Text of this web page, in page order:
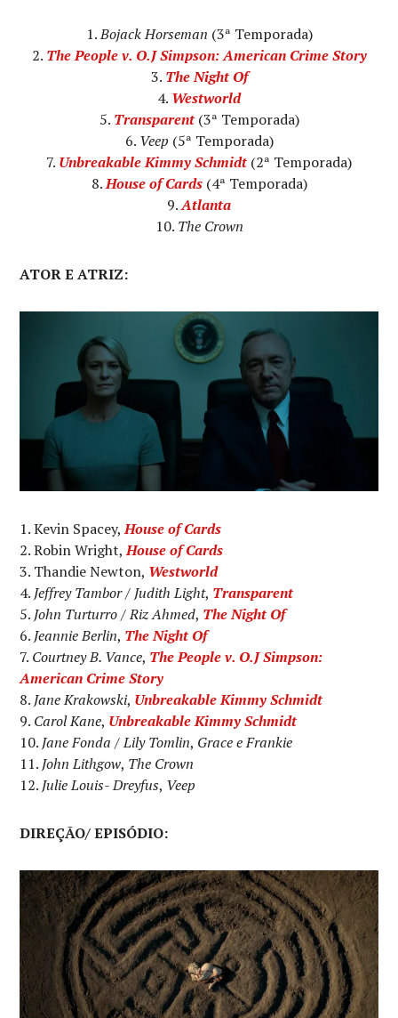
Bojack Horseman (3ª Temporada)
The People v. O.J Simpson: American Crime Story
The Night Of
Westworld
Transparent(3ª Temporada)
Veep (5ª Temporada)
Unbreakable Kimmy Schmidt(2ª Temporada)
House of Cards(4ª Temporada)
Atlanta
The Crown
ATOR E ATRIZ:
Kevin Spacey,House of Cards
Robin Wright,House of Cards
Thandie Newton, Westworld
Jeffrey Tambor/ Judith Light, Transparent
John Turturro/Riz Ahmed, The Night Of
Jeannie Berlin, The Night Of
Courtney B. Vance, The People v. O.J Simpson:
American Crime Story
Jane Krakowski, Unbreakable Kimmy Schmidt
Carol Kane, Unbreakable Kimmy Schmidt
Jane Fonda/Lily Tomlin, Grace e Frankie
John Lithgow, The Crown
Julie Louis- Dreyfus, Veep
DIREÇÃO/ EPISÓDIO: